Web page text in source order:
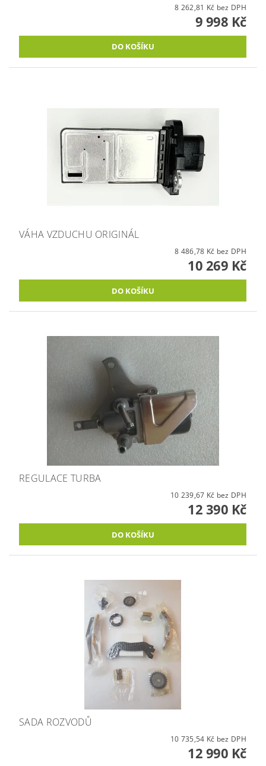
8 262,81 Kč bez DPH
9 998 Kč
VÁHA VZDUCHU ORIGINÁL
8 486,78 Kč bez DPH
10 269 Kč
REGULACE TURBA
10 239,67 Kč bez DPH
12 390 Kč
SADA ROZVODŮ
10 735,54 Kč bez DPH
12 990 Kč